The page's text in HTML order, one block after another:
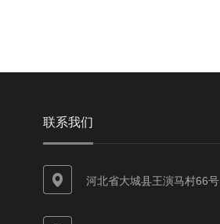
联系我们
河北省大城县王演马村66号